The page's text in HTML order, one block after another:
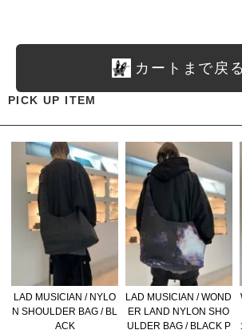
カートまで戻る
PICK UP ITEM
LAD MUSICIAN / NYLO
N SHOULDER BAG / BL
ACK
LAD MUSICIAN / WOND
ER LAND NYLON SHO
ULDER BAG / BLACK P